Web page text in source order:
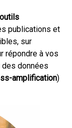
outils
publications et
sur
répondre à vos
données
amplification)